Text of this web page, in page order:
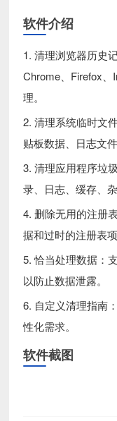
软件介绍
1. 清理浏览器历史
Chrome、Firefox
理。
2. 清理系统临时文
贴板数据、日志文
3. 清理应用程序垃
录、日志、缓存、
4. 删除无用的注册
据和过时的注册表项
5. 恰当处理数据：
以防止数据泄露。
6. 自定义清理指南
性化需求。
软件截图